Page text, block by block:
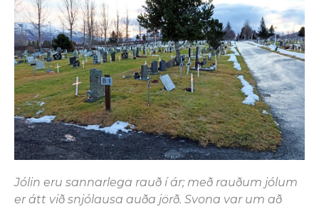
Jólin eru sannarlega rauð í ár; með rauðum jólum
er átt við snjólausa auða jörð. Svona var um að